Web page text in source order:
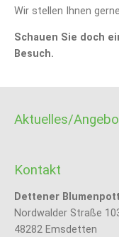
Wir stellen Ihnen
Schauen Sie doch
Besuch.
Aktuelles/
Kontakt
Dettener Blumenpott
Nordwalder Straße
48282 Emsdetten